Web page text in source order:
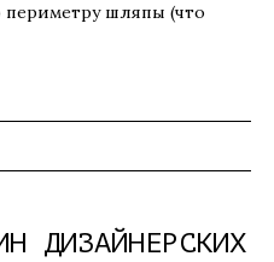
шляпы (что
ДИЗАЙНЕРСКИХ